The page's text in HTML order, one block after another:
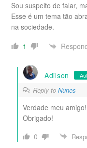
Sou suspeito de falar,
Esse é um tema tão
na sociedade.
1
Adilson
Reply to Nunes
Verdade meu amigo!
Obrigado!
0